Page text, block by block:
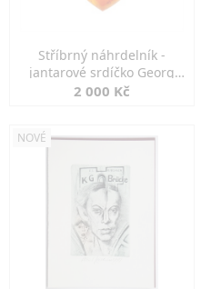
Stříbrný náhrdelník -
jantarové srdíčko Georg
Kramer
2 000 Kč
NOVÉ